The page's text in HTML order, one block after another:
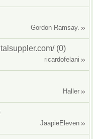
Gordon Ramsay.
(0)
ricardofelani
Haller
JaapieEleven